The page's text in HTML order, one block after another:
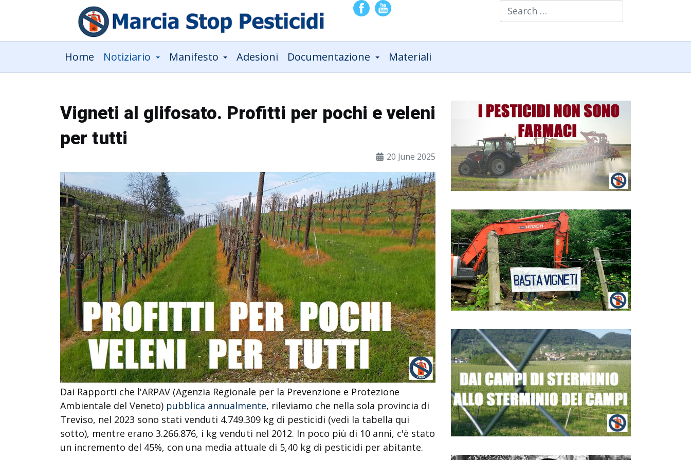
Search
Home Notiziario Manifesto Adesioni Documentazione Materiali
Vigneti al glifosato. Profitti per pochi e veleni
per tutti
20 June 2025
Dai Rapporti che l'ARPAV (Agenzia Regionale per la Prevenzione e Protezione
Ambientale del Veneto) pubblica annualmente, rileviamo che nella sola provincia di
Treviso, nel 2023 sono stati venduti 4.749.309 kg di pesticidi (vedi la tabella qui
sotto), mentre erano 3.266.876, i kg venduti nel 2012. In poco più di 10 anni, c'è stato
un incremento del 45%, con una media attuale di 5,40 kg di pesticidi per abitante.